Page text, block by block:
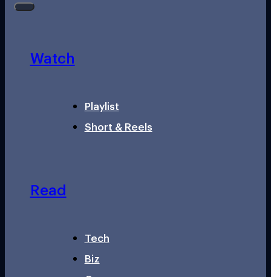
Watch
Playlist
Short & Reels
Read
Tech
Biz